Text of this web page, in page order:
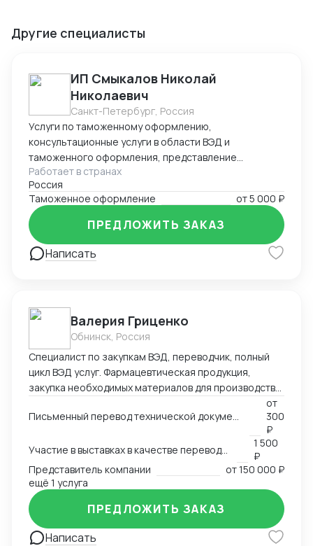
Другие специалисты
ИП Смыкалов Николай
Николаевич
Санкт-Петербург, Россия
Услуги по таможенному оформлению,
консультационные услуги в области ВЭД и
таможенного оформления, представление
интересов на таможенных постах, услуги
международной и внутрироссийской логистики. Опыт
в данной сфере с 2011г.
Работает в странах
Россия
Таможенное оформление
от5 000 ₽
Написать
ПРЕДЛОЖИТЬ ЗАКАЗ
Валерия Гриценко
Обнинск, Россия
Специалист по закупкам ВЭД, переводчик, полный
цикл ВЭД услуг. Фармацевтическая продукция,
закупка необходимых материалов для производства
Письменный перевод технической документации, счетов, сертификатов, MSDS и любых других документов
от
300
₽
1 500
₽
Представитель компании
от150 000 ₽
ещё 1 услуга
Написать
ПРЕДЛОЖИТЬ ЗАКАЗ